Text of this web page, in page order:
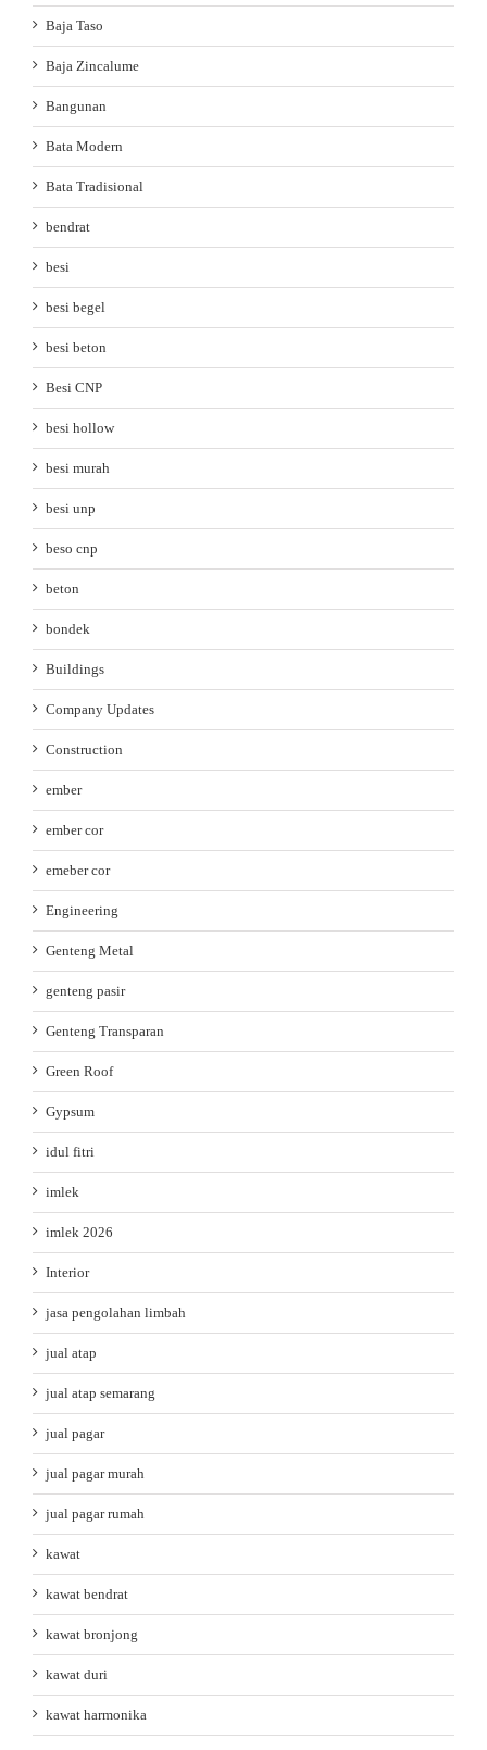
Baja Taso
Baja Zincalume
Bangunan
Bata Modern
Bata Tradisional
bendrat
besi
besi begel
besi beton
Besi CNP
besi hollow
besi murah
besi unp
beso cnp
beton
bondek
Buildings
Company Updates
Construction
ember
ember cor
emeber cor
Engineering
Genteng Metal
genteng pasir
Genteng Transparan
Green Roof
Gypsum
idul fitri
imlek
imlek 2026
Interior
jasa pengolahan limbah
jual atap
jual atap semarang
jual pagar
jual pagar murah
jual pagar rumah
kawat
kawat bendrat
kawat bronjong
kawat duri
kawat harmonika